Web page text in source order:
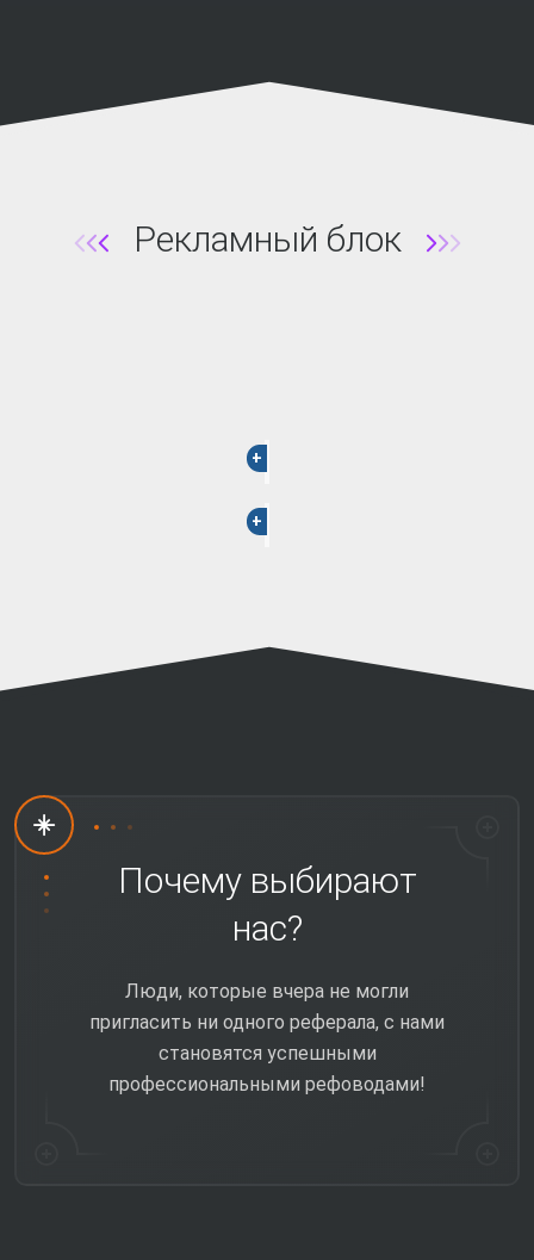
Рекламный блок
Почему выбирают
нас?
Люди, которые вчера не могли
пригласить ни одного реферала, с нами
становятся успешными
профессиональными рефоводами!